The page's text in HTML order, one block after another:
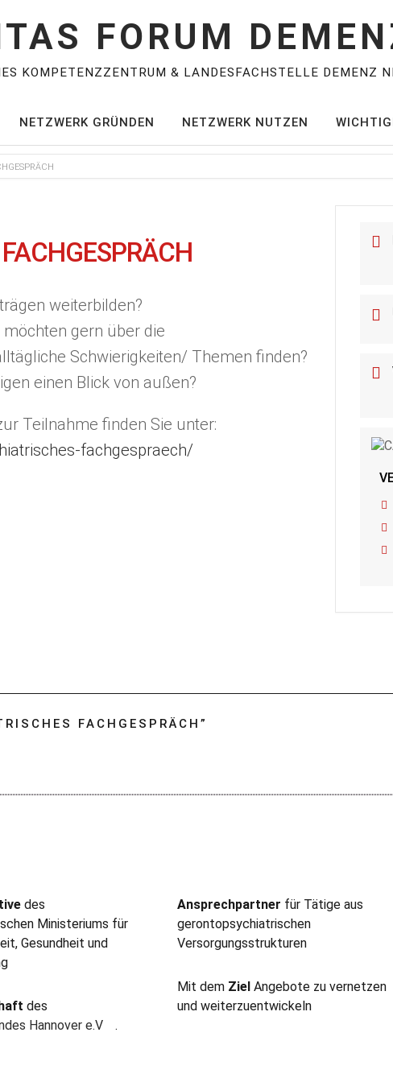
FORUM
KOMPETENZZENTRUM & LANDESFACHSTELLE DEMENZ
NETZWERK GRÜNDEN NETZWERK NUTZEN
weiterbilden?
gern über die
Schwierigkeiten/ Themen finden?
einen Blick von außen?
Teilnahme finden Sie unter:
fachgespraech/
FACHGESPRÄCH ”
des
Ministeriums für
Gesundheit und
des
Hannover e.V
.
Ansprechpartner für Tätige aus
gerontopsychiatrischen
Versorgungsstrukturen
Mit dem Ziel Angebote zu vernetzen
und weiterzuentwickeln